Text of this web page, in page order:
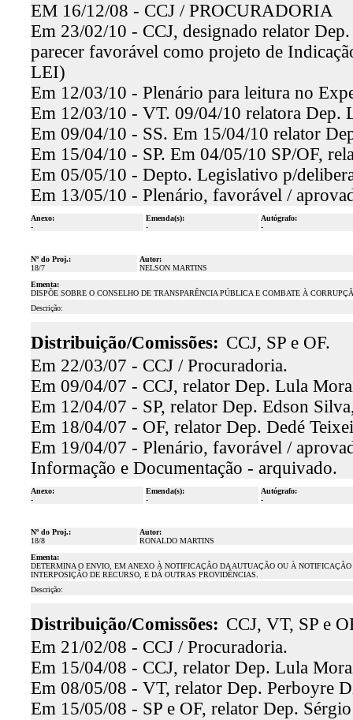
EM 16/12/08 - CCJ / PROCURADORIA
Em 23/02/10 - CCJ, designado relator
parecer favorável como projeto de
LEI)
Em 12/03/10 - Plenário para leitura no
Em 12/03/10 - VT. 09/04/10 relatora Dep.
Em 09/04/10 - SS. Em 15/04/10 relator
Em 15/04/10 - SP. Em 04/05/10 SP/OF,
Em 05/05/10 - Depto. Legislativo p/
Em 13/05/10 - Plenário, favorável /
Anexo:
-
Emenda(s):
-
Autógrafo:
-
Nº do Proj.:
18/7
Autor:
NELSON MARTINS
Ementa:
DISPÕE SOBRE O CONSELHO DE TRANSPARÊNCIA PÚBLICA E COMBATE À
Descrição:
Distribuição/Comissões: CCJ, SP e OF.
Em 22/03/07 - CCJ / Procuradoria.
Em 09/04/07 - CCJ, relator Dep. Lula
Em 12/04/07 - SP, relator Dep. Edson
Em 18/04/07 - OF, relator Dep. Dedé
Em 19/04/07 - Plenário, favorável /
Informação e Documentação - arquivado.
Anexo:
-
Emenda(s):
-
Autógrafo:
-
Nº do Proj.:
18/8
Autor:
RONALDO MARTINS
Ementa:
DETERMINA O ENVIO, EM ANEXO À NOTIFICAÇÃO DA AUTUAÇÃO OU À
INTERPOSIÇÃO DE RECURSO, E DÁ OUTRAS PROVIDÊNCIAS.
Descrição:
Distribuição/Comissões: CCJ, VT, SP e
Em 21/02/08 - CCJ / Procuradoria.
Em 15/04/08 - CCJ, relator Dep. Lula
Em 08/05/08 - VT, relator Dep. Perboyre
Em 15/05/08 - SP e OF, relator Dep.